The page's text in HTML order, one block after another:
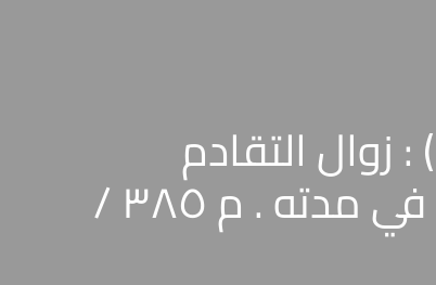
( تجارى ) : زوال التقادم
المنقطع . أثره . سريان تقادم جديد مماثل للتقادم الأول في مدته . م ٣٨٥ /